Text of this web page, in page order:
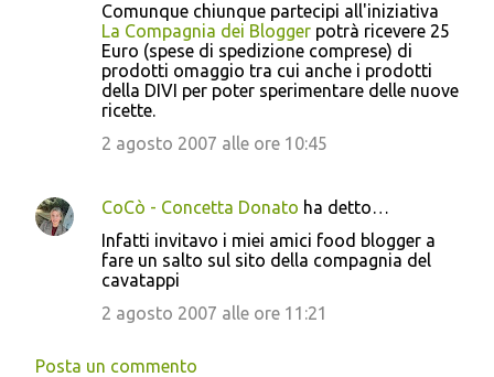
Comunque chiunque partecipi all'iniziativa
La Compagnia dei Blogger potrà ricevere 25
Euro (spese di spedizione comprese) di
prodotti omaggio tra cui anche i prodotti
della DIVI per poter sperimentare delle nuove
ricette.
2 agosto 2007 alle ore 10:45
CoCò - Concetta Donato ha detto…
Infatti invitavo i miei amici food blogger a
fare un salto sul sito della compagnia del
cavatappi
2 agosto 2007 alle ore 11:21
Posta un commento